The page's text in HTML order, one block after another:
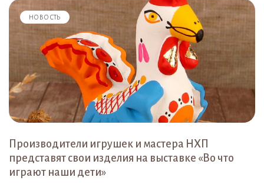
НОВОСТЬ
Производители игрушек и мастера НХП
представят свои изделия на выставке «Во что
играют наши дети»